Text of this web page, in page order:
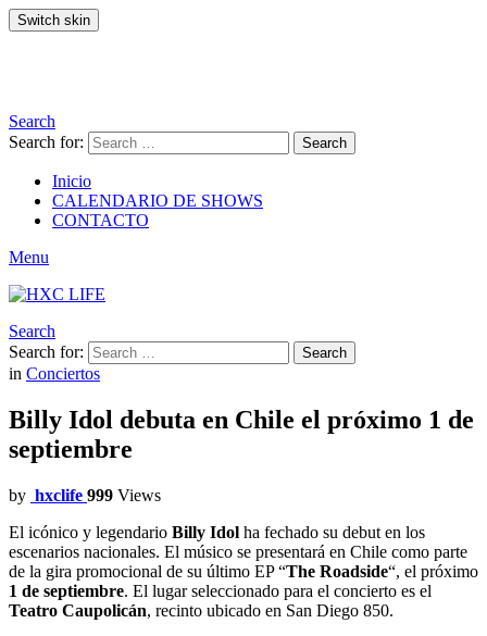
Switch skin
Search
Search for:
Search
Inicio
CALENDARIO DE SHOWS
CONTACTO
Menu
Search
Search for:
Search
in Conciertos
Billy Idol debuta en Chile el próximo 1 de
septiembre
by hxclife 999 Views
El icónico y legendario Billy Idol ha fechado su debut en los
escenarios nacionales. El músico se presentará en Chile como parte
de la gira promocional de su último EP “The Roadside“, el próximo
1 de septiembre. El lugar seleccionado para el concierto es el
Teatro Caupolicán, recinto ubicado en San Diego 850.